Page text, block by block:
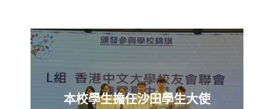
本校學生擔任沙田學生大使